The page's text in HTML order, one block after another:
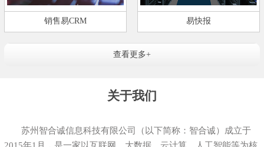
销售易CRM 易快报
查看更多+
关于我们
苏州智合诚信息科技有限公司（以下简称：智合诚）成立于